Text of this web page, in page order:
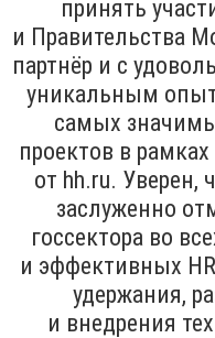
принять
и Правительства
партнёр и с
уникальным
самых
проектов в
от hh.ru. Уверен,
заслуженно
госсектора во
и эффективных
удержания,
и внедрения